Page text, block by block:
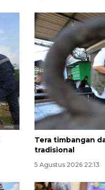
Tera timbangan
tradisional
5 Agustus 2026 22:13
jalanan
2026-08-05